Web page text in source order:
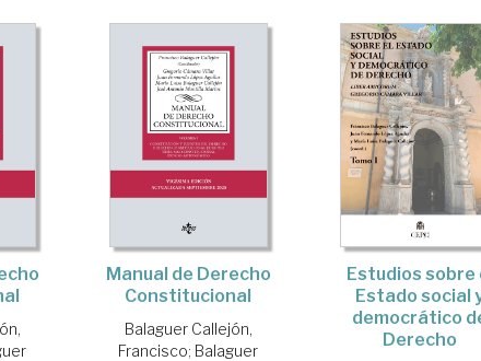
Manual de Derecho
Constitucional
Balaguer Callejón,
Francisco; Balaguer
Estudios sobre
Estado social
democrático
Derecho